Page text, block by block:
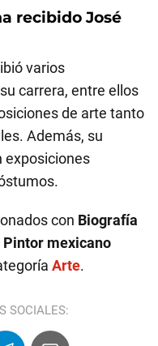
recibidoJosé
varios
carrera, entre ellos
de arte tanto
Además, su
exposiciones
con Biografía
Pintor mexicano
Arte.
SOCIALES: